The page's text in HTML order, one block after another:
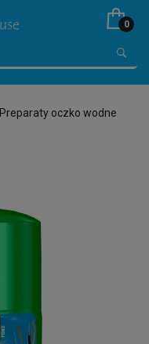
0
Preparaty oczko wodne